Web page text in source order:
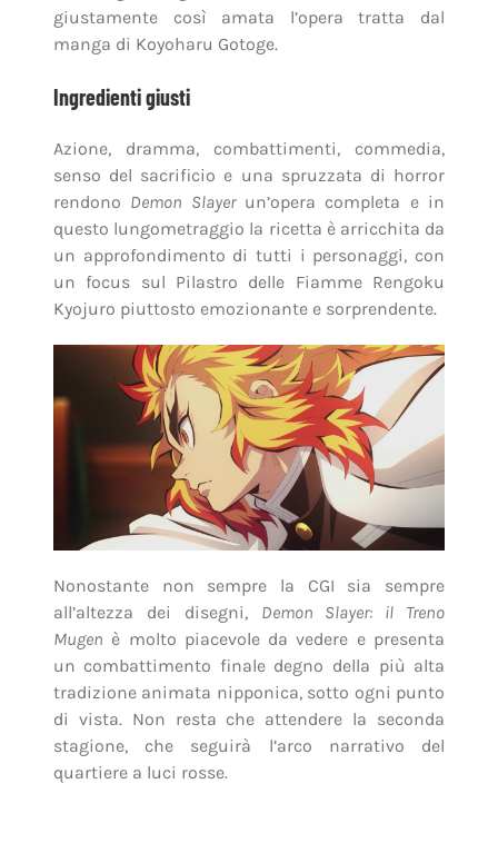
giustamente così amata l’opera tratta dal
manga di Koyoharu Gotoge.
Ingredienti giusti
Azione, dramma, combattimenti, commedia,
senso del sacrificio e una spruzzata di horror
rendono Demon Slayerun’opera completa e in
questo lungometraggio la ricetta è arricchita da
un approfondimento di tutti i personaggi, con
un focus sul Pilastro delle Fiamme Rengoku
Kyojuro piuttosto emozionante e sorprendente.
Nonostante non sempre la CGI sia sempre
all’altezza dei disegni, Demon Slayer: il Treno
Mugen è molto piacevole da vedere e presenta
un combattimento finale degno della più alta
tradizione animata nipponica, sotto ogni punto
di vista. Non resta che attendere la seconda
stagione, che seguirà l’arco narrativo del
quartiere a luci rosse.